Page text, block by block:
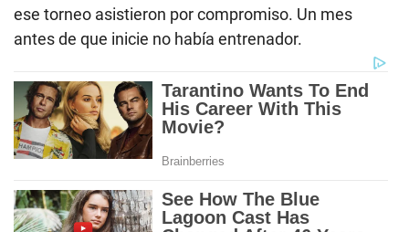
ese torneo asistieron por compromiso. Un mes
antes de que inicie no había entrenador.